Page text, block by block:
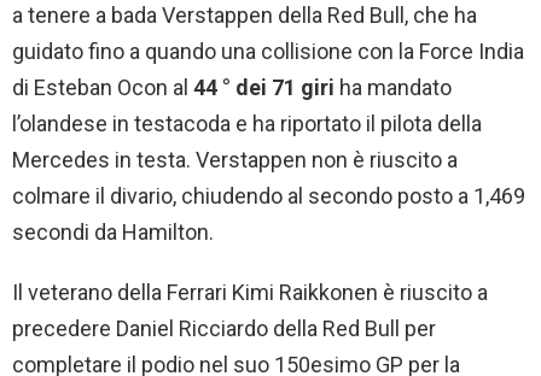
a tenere a bada Verstappen della Red Bull, che ha
guidato fino a quando una collisione con la Force India
di Esteban Ocon al 44 ° dei 71 giri ha mandato
l’olandese in testacoda e ha riportato il pilota della
Mercedes in testa. Verstappen non è riuscito a
colmare il divario, chiudendo al secondo posto a 1,469
secondi da Hamilton.
Il veterano della Ferrari Kimi Raikkonen è riuscito a
precedere Daniel Ricciardo della Red Bull per
completare il podio nel suo 150esimo GP per la